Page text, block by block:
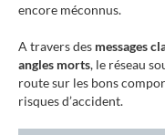
encore méconnus.
A travers des messages
angles morts, le réseau
route sur les bons
risques d’accident.